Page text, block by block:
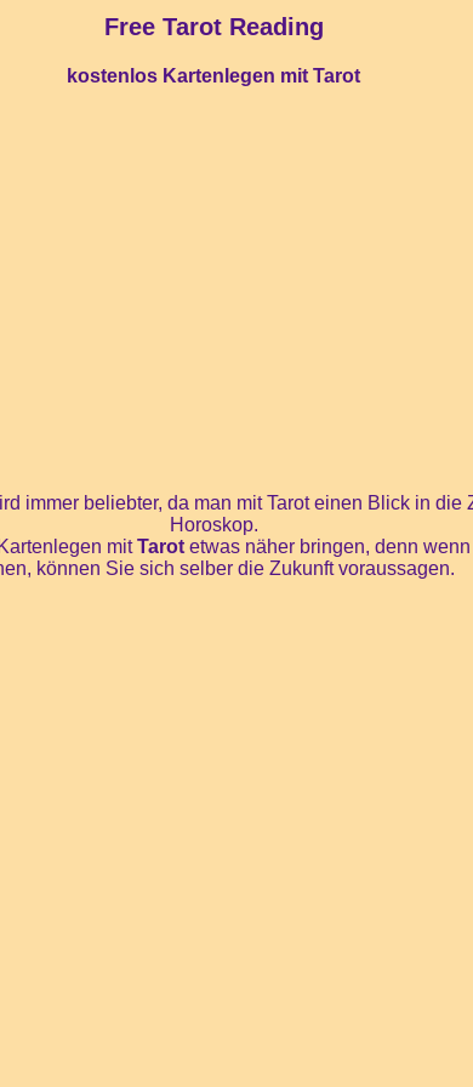
Free Tarot Reading
kostenlos Kartenlegen mit Tarot
immer beliebter, da man mit Tarot einen Blick in
Horoskop.
mitTarot etwas näher bringen, denn
können Sie sich selber die Zukunft voraussagen.